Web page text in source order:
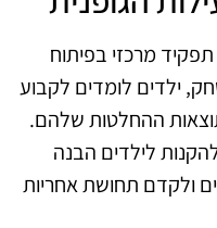
מרכזי בפיתוח
ילדים לומדים לקבוע
ההחלטות שלהם.
לילדים הבנה
ולקדם תחושת אחריות